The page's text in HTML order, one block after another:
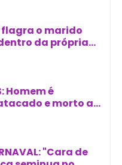
flagra o marido
da própria
Homem é
e morto a
em joão lisboa
"Cara de